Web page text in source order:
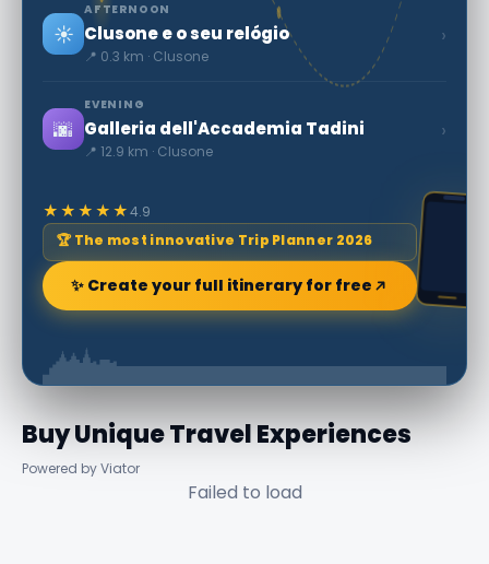
☀️
AFTERNOON
Clusone e o seu relógio
📍 0.3 km · Clusone
›
🌆
EVENING
Galleria dell'Accademia Tadini
📍 12.9 km · Clusone
›
★★★★★4.9
🏆 The most innovative Trip Planner 2026
✨ Create your full itinerary for free
Buy Unique Travel Experiences
Powered by Viator
Failed to load